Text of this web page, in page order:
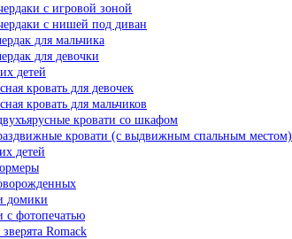
с игровой зоной
с нишей под диван
для мальчика
для девочки
детей
кровать для девочек
кровать для мальчиков
кровати со шкафом
кровати (с выдвижным спальным местом)
детей
домики
с фотопечатью
Romack